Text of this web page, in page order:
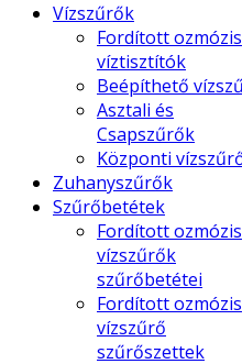
Vízszűrők
Fordított ozmózis
víztisztítók
Beépíthető
Asztali és
Csapszűrők
Központi
Zuhanyszűrők
Szűrőbetétek
Fordított ozmózis
vízszűrők
szűrőbetétei
Fordított ozmózis
vízszűrő
szűrőszettek